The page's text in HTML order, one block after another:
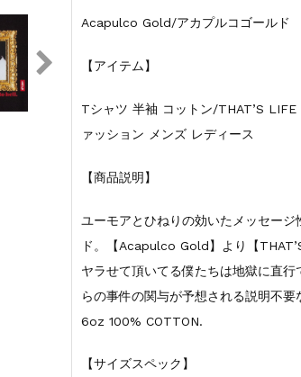
Acapulco Gold/アカプルコゴールド
【アイテム】
Tシャツ 半袖 コットン/THAT’S
ァッション メンズ レディース
【商品説明】
ユーモアとひねりの効いたメッセー
ド。【Acapulco Gold】より【
ヤラせて頂いてる僕たちは地獄に直
らの事件の関与が予想される説明不要
6oz 100% COTTON.
【サイズスペック】